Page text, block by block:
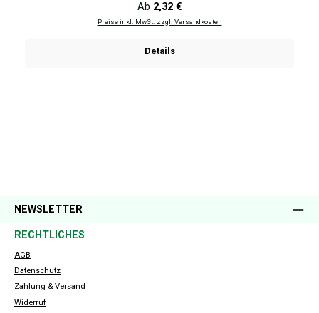
Regulärer Preis:
Ab 2,32 €
Preise inkl. MwSt. zzgl. Versandkosten
Details
NEWSLETTER
RECHTLICHES
AGB
Datenschutz
Zahlung & Versand
Widerruf